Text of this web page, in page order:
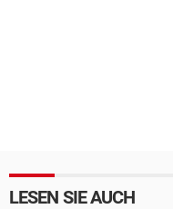
LESEN SIE AUCH